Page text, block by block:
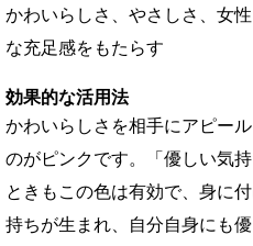
かわいらしさ、やさしさ、女
な充足感をもたらす
効果的な活用法
かわいらしさを相手にアピー
のがピンクです。「優しい気
ときもこの色は有効で、身に
持ちが生まれ、自分自身にも